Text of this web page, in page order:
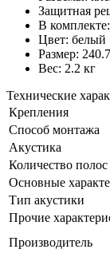
Защитная
В
Цвет: белый
Размер:
Вес: 2.2 кг
Технические
Крепления
Способ монтажа
Акустика
Количество полос
Основные
Тип акустики
Прочие
Производитель